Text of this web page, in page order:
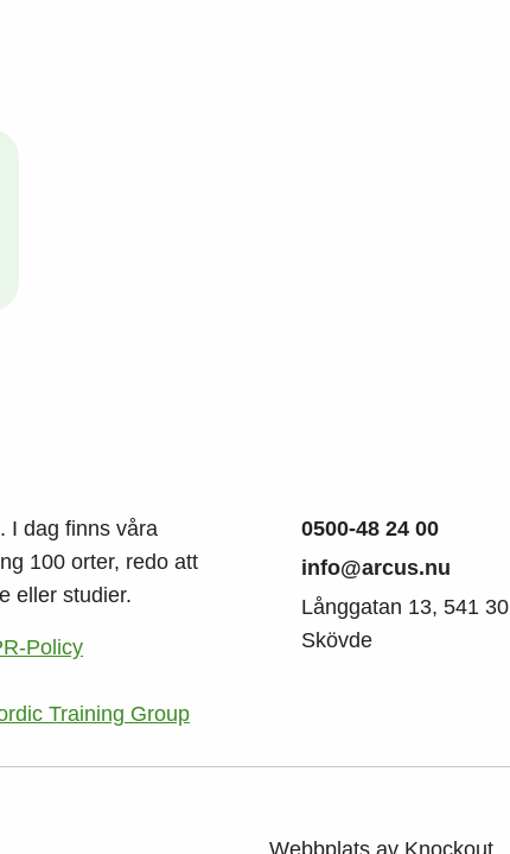
I dag finns våra
100 orter, redo att
eller studier.
Policy
Training Group
0500-48 24 00
info@arcus.nu
Långgatan 13, 541 30
Skövde
Webbplats av Knockout